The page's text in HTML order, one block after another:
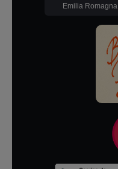
Emilia Romagna